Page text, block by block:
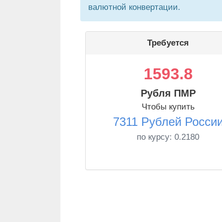
валютной конвертации.
Требуется
1593.8
Рубля ПМР
Чтобы купить
7311 Рублей
по курсу: 0.2180